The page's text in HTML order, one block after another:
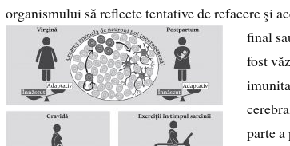
organismului să reflecte tentative de refacere şi
final
fost
parte